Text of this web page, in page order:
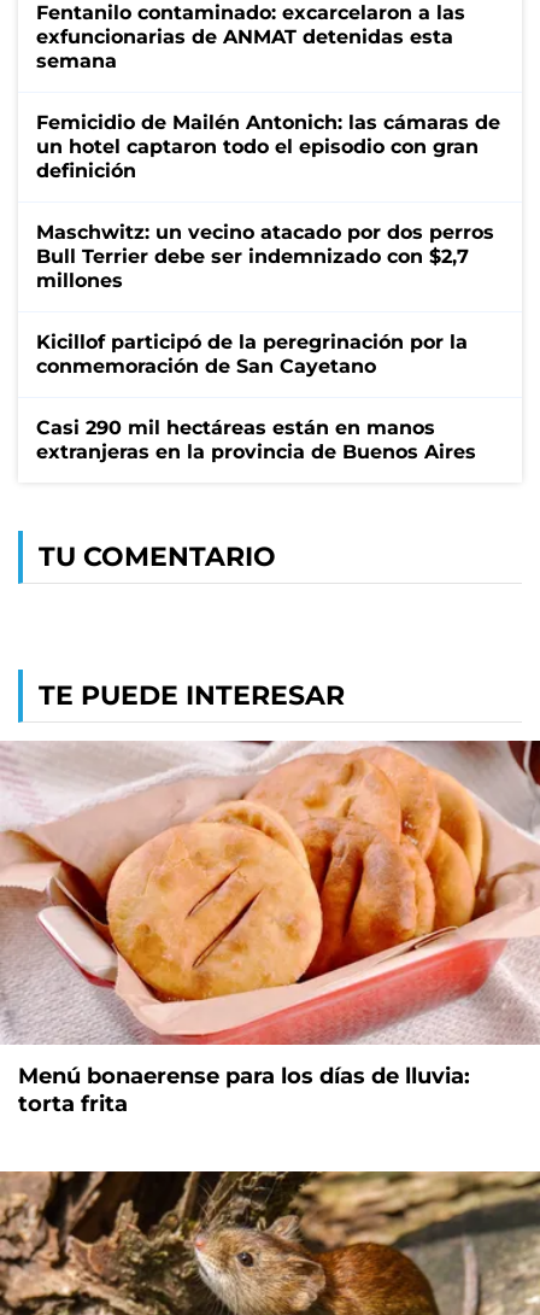
Fentanilo contaminado: excarcelaron a las
exfuncionarias de ANMAT detenidas esta
semana
Femicidio de Mailén Antonich: las cámaras de
un hotel captaron todo el episodio con gran
definición
Maschwitz: un vecino atacado por dos perros
Bull Terrier debe ser indemnizado con $2,7
millones
Kicillof participó de la peregrinación por la
conmemoración de San Cayetano
Casi 290 mil hectáreas están en manos
extranjeras en la provincia de Buenos Aires
TU COMENTARIO
TE PUEDE INTERESAR
Menú bonaerense para los días de lluvia:
torta frita